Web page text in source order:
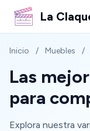
La
Inicio / Muebles /
Las
para
Explora nuestra